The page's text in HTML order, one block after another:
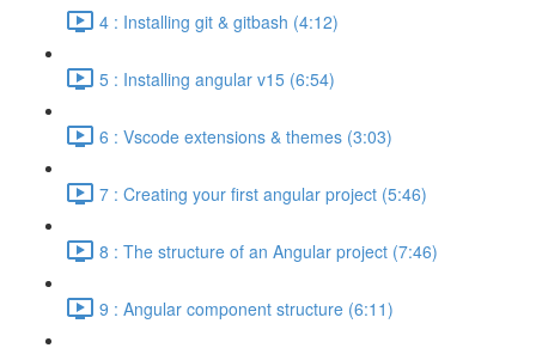
4 : Installing git & gitbash (4:12)
5 : Installing angular v15 (6:54)
6 : Vscode extensions & themes (3:03)
7 : Creating your first angular project (5:46)
8 : The structure of an Angular project (7:46)
9 : Angular component structure (6:11)